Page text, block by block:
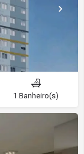
1 Banheiro(s)